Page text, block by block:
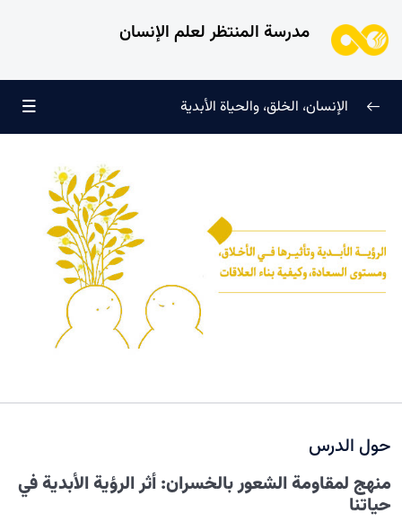
مدرسة المنتظر لعلم الإنسان
0/5
لماذا خُلقنا؟ 0/4
سرّ الفرح والسكينة الدائمة
نضوج الطفل الغالي للروح 0/8
القضاء والقدر والاختيار
الابتلاء والامتحان في مسيرة الحياة 0/26
الإنسان، الخلق، والحياة الأبدية
حول الدرس
منهج لمقاومة الشعور بالخسران: أثر الرؤية الأبدية في
حياتنا